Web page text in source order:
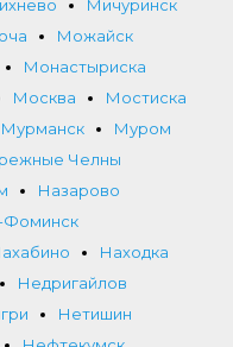
Мичуринск
Можайск
Монастыриска
Москва
Мостиска
Мурманск
Муром
Челны
Назарово
Фоминск
Находка
Недригайлов
Нетишин